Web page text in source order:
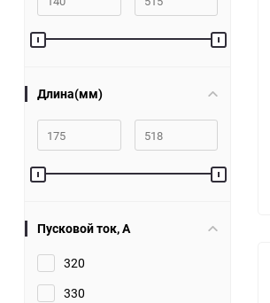
Длина(мм)
Пусковой ток, A
320
330